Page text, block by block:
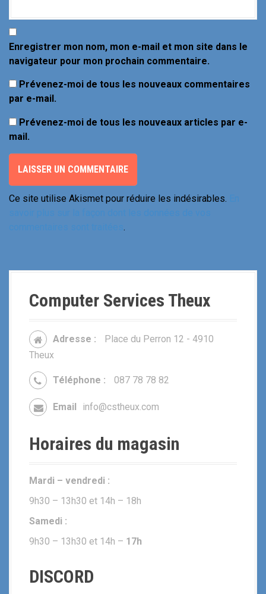
Enregistrer mon nom, mon e-mail et mon site dans le
navigateur pour mon prochain commentaire.
Prévenez-moi de tous les nouveaux commentaires
par e-mail.
Prévenez-moi de tous les nouveaux articles par e-
mail.
Ce site utilise Akismet pour réduire les indésirables.
.
Computer Services Theux
Adresse :
Place du Perron 12 - 4910
Theux
Téléphone : 087 78 78 82
Email info@cstheux.com
Horaires du magasin
Mardi – vendredi :
9h30 – 13h30 et 14h – 18h
Samedi :
9h30 – 13h30 et 14h – 17h
DISCORD